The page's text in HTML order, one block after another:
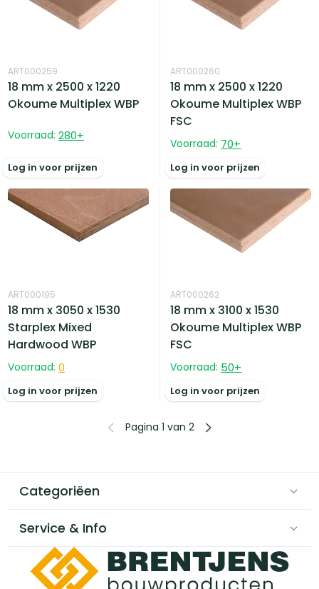
ART000259
18 mm x 2500 x 1220
Okoume Multiplex WBP
Voorraad: 280+
Log in voor prijzen
ART000260
18 mm x 2500 x 1220
Okoume Multiplex WBP
FSC
Voorraad: 70+
Log in voor prijzen
ART000195
18 mm x 3050 x 1530
Starplex Mixed
Hardwood WBP
Voorraad: 0
Log in voor prijzen
ART000262
18 mm x 3100 x 1530
Okoume Multiplex WBP
FSC
Voorraad: 50+
Log in voor prijzen
Pagina 1 van 2
Categoriëen
Service & Info